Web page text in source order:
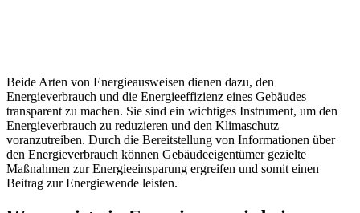
Beide Arten von Energieausweisen dienen dazu, den
Energieverbrauch und die Energieeffizienz eines Gebäudes
transparent zu machen. Sie sind ein wichtiges Instrument, um den
Energieverbrauch zu reduzieren und den Klimaschutz
voranzutreiben. Durch die Bereitstellung von Informationen über
den Energieverbrauch können Gebäudeeigentümer gezielte
Maßnahmen zur Energieeinsparung ergreifen und somit einen
Beitrag zur Energiewende leisten.